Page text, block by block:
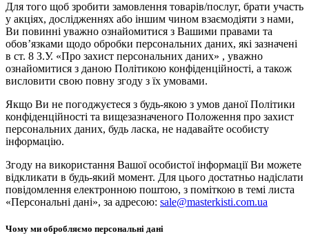
Для того щоб зробити замовлення товарів/послуг, брати участь
у акціях, дослідженнях або іншим чином взаємодіяти з нами,
Ви повинні уважно ознайомитися з Вашими правами та
обов’язками щодо обробки персональних даних, які зазначені
в ст. 8 З.У. «Про захист персональних даних» , уважно
ознайомитися з даною Політикою конфіденційності, а також
висловити свою повну згоду з їх умовами.
Якщо Ви не погоджуєтеся з будь-якою з умов даної Політики
конфіденційності та вищезазначеного Положення про захист
персональних даних, будь ласка, не надавайте особисту
інформацію.
Згоду на використання Вашої особистої інформації Ви можете
відкликати в будь-який момент. Для цього достатньо надіслати
повідомлення електронною поштою, з поміткою в темі листа
«Персональні дані», за адресою: sale@masterkisti.com.ua
Чому ми обробляємо персональні дані